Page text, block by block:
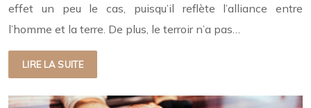
effet un peu le cas, puisqu’il reflète l’alliance entre
l’homme et la terre. De plus, le terroir n’a pas…
LIRE LA SUITE